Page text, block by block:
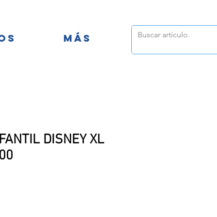
MÁS
DISNEY XL